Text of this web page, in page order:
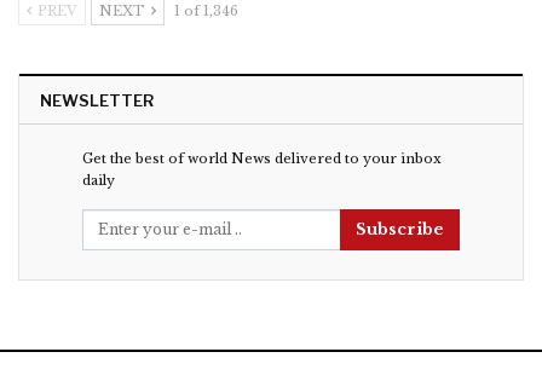
PREV NEXT 1 of 1,346
NEWSLETTER
Get the best of world News delivered to your inbox
daily
Subscribe